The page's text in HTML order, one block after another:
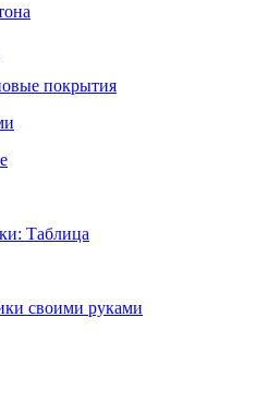
покрытия
Таблица
своими руками